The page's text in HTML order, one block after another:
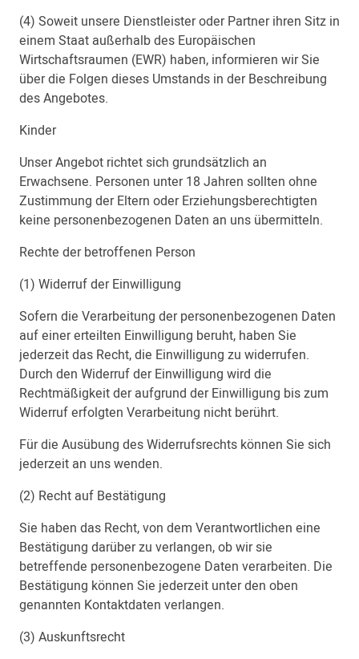
(4) Soweit unsere Dienstleister oder Partner ihren Sitz in
einem Staat außerhalb des Europäischen
Wirtschaftsraumen (EWR) haben, informieren wir Sie
über die Folgen dieses Umstands in der Beschreibung
des Angebotes.
Kinder
Unser Angebot richtet sich grundsätzlich an
Erwachsene. Personen unter 18 Jahren sollten ohne
Zustimmung der Eltern oder Erziehungsberechtigten
keine personenbezogenen Daten an uns übermitteln.
Rechte der betroffenen Person
(1) Widerruf der Einwilligung
Sofern die Verarbeitung der personenbezogenen Daten
auf einer erteilten Einwilligung beruht, haben Sie
jederzeit das Recht, die Einwilligung zu widerrufen.
Durch den Widerruf der Einwilligung wird die
Rechtmäßigkeit der aufgrund der Einwilligung bis zum
Widerruf erfolgten Verarbeitung nicht berührt.
Für die Ausübung des Widerrufsrechts können Sie sich
jederzeit an uns wenden.
(2) Recht auf Bestätigung
Sie haben das Recht, von dem Verantwortlichen eine
Bestätigung darüber zu verlangen, ob wir sie
betreffende personenbezogene Daten verarbeiten. Die
Bestätigung können Sie jederzeit unter den oben
genannten Kontaktdaten verlangen.
(3) Auskunftsrecht